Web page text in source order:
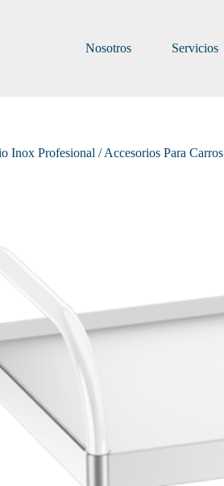
Nosotros
Servicios
Inox Profesional / Accesorios Para Carros